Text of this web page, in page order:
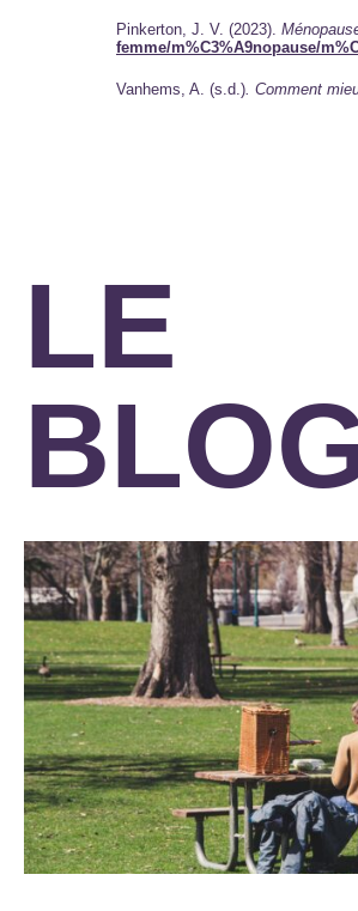
Pinkerton, J. V. (2023).
femme/m%C3%A9nopause/
Vanhems, A. (s.d.) . Comment
LE